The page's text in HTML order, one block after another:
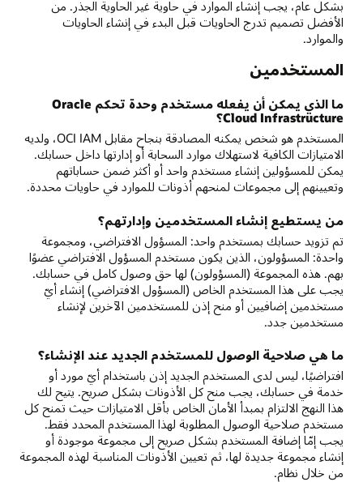
بشكل عام، يجب إنشاء الموارد في حاوية غير الحاوية الجذر. من
الأفضل تصميم تدرج الحاويات قبل البدء في إنشاء الحاويات
والموارد.
المستخدمين
ما الذي يمكن أن يفعله مستخدم وحدة تحكم Oracle
Cloud Infrastructure؟
المستخدم هو شخص يمكنه المصادقة بنجاح مقابل OCI IAM، ولديه
الامتيازات الكافية لاستهلاك موارد السحابة أو إدارتها داخل حسابك.
يمكن للمسؤولين إنشاء مستخدم واحد أو أكثر ضمن حساباتهم
وتعيينهم إلى مجموعات لمنحهم أذونات للموارد في حاويات محددة.
من يستطيع إنشاء المستخدمين وإدارتهم؟
تم تزويد حسابك بمستخدم واحد: المسؤول الافتراضي، ومجموعة
واحدة: المسؤولون، الذين يكون مستخدم المسؤول الافتراضي عضوًا
بهم. هذه المجموعة (المسؤولون) لها حق وصول كامل في حسابك.
يجب على هذا المستخدم الخاص (المسؤول الافتراضي) إنشاء أيّ
مستخدمين إضافيين أو منح إذن للمستخدمين الآخرين لإنشاء
مستخدمين جدد.
ما هي صلاحية الوصول للمستخدم الجديد عند الإنشاء؟
افتراضيًا، ليس لدى المستخدم الجديد إذن باستخدام أيّ مورد أو
خدمة في حسابك، يجب منح كل الأذونات بشكل صريح. يتيح لك
هذا النهج الالتزام بمبدأ الأمان الخاص بأقل الامتيازات حيث تمنح كل
مستخدم صلاحية الوصول المطلوبة لهذا المستخدم المحدد فقط.
يجب إمّا إضافة المستخدم بشكل صريح إلى مجموعة موجودة أو
إنشاء مجموعة جديدة لها، ثم تعيين الأذونات المناسبة لهذه المجموعة
من خلال نظام.